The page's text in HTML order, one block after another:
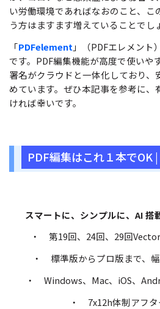
い労働環境であればなおのこと、こ
う方はますます増えていることでし
「PDFelement 」（PDFエレメント
です。PDF編集機能が高度で使いや
署名がクラウドと一体化しており、
めています。ぜひ本記事を参考に、
ければ幸いです。
PDF編集はこれ１本で
スマートに、シンプルに、AI 搭
・ 第19回、24回、29回
・ 標準版からプロ版まで、
・ Windows、Mac、iOS、
・ 7x12h体制アフタ